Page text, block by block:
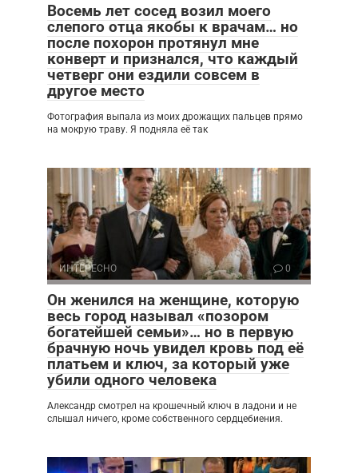
Восемь лет сосед возил моего
слепого отца якобы к врачам… но
после похорон протянул мне
конверт и признался, что каждый
четверг они ездили совсем в
другое место
Фотография выпала из моих дрожащих пальцев прямо
на мокрую траву. Я подняла её так
ИНТЕРЕСНО 0
Он женился на женщине, которую
весь город называл «позором
богатейшей семьи»… но в первую
брачную ночь увидел кровь под её
платьем и ключ, за который уже
убили одного человека
Александр смотрел на крошечный ключ в ладони и не
слышал ничего, кроме собственного сердцебиения.